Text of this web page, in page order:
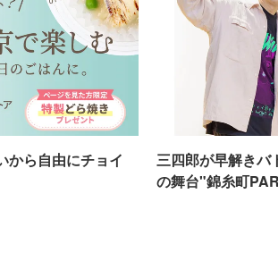
から自由にチョイ
三四郎が早解きバ
の舞台"錦糸町